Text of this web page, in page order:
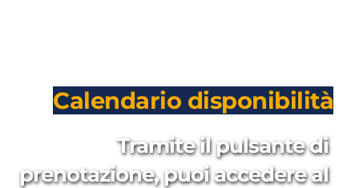
Calendario disponibilità
Tramite il pulsante di
prenotazione, puoi accedere al